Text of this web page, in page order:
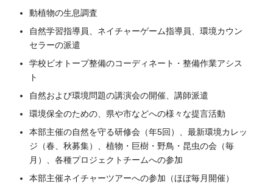
動植物の生息調査
自然学習指導員、ネイチャーゲーム指導員、環境カウン
セラーの派遣
学校ビオトープ整備のコーディネート・整備作業アシス
ト
自然および環境問題の講演会の開催、講師派遣
環境保全のための、県や市などへの様々な提言活動
本部主催の自然を守る研修会（年5回）、最新環境カレッ
ジ（春、秋募集）、植物・巨樹・野鳥・昆虫の会（毎
月）、各種プロジェクトチームへの参加
本部主催ネイチャーツアーへの参加（ほぼ毎月開催）